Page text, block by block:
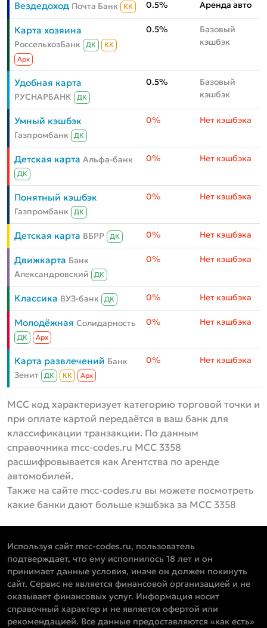
Вездедоход Почта Банк КК 0.5% Аренда авто
Карта хозяина
РоссельхозБанк ДК
КК
Aрх
0.5%
Базовый
кэшбэк
Удобная карта
РУСНАРБАНК ДК
0.5%
Базовый
кэшбэк
Умный кэшбэк
Газпромбанк ДК
0% Нет кэшбэка
Детская карта Альфа-банк
ДК
0% Нет кэшбэка
Понятный кэшбэк
Газпромбанк ДК
0% Нет кэшбэка
Детская карта ВБРР ДК 0% Нет кэшбэка
Движкарта Банк
Александровский
ДК
0% Нет кэшбэка
Классика ВУЗ-банк ДК 0% Нет кэшбэка
Молодёжная Солидарность
ДК Aрх
0% Нет кэшбэка
Карта развлечений Банк
Зенит
ДК КК Aрх
0% Нет кэшбэка
MCC код характеризует категорию торговой точки и
при оплате картой передаётся в ваш банк для
классификации транзакции. По данным
справочника mcc-codes.ru MCC 3358
расшифровывается как Агентства по аренде
автомобилей.
Также на сайте mcc-codes.ru вы можете посмотреть
какие банки дают больше кэшбэка за MCC 3358
Используя сайт mcc-codes.ru, пользователь
подтверждает, что ему исполнилось 18 лет и он
принимает данные условия, иначе он должен покинуть
сайт. Сервис не является финансовой организацией и не
оказывает финансовых услуг. Информация носит
справочный характер и не является офертой или
рекомендацией. Все данные предоставляются «как есть»